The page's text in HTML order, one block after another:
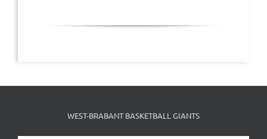
WEST-BRABANT BASKETBALL GIANTS